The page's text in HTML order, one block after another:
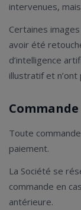
intervenues,
Certaines
avoir été
d’intelligence
illustratif et
Commande
Toute
paiement.
La Société se
commande en
antérieure.